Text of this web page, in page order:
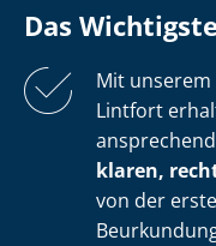
Das
Mit
Lintfort
klaren,
von der